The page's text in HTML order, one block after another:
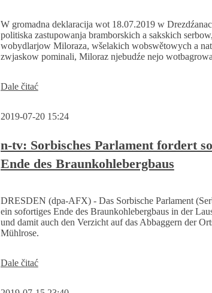
W gromadna deklaracija wot 18.07.2019 w
politiska zastupowanja bramborskich a sakskich
wobydlarjow Miloraza, wšelakich wobswětowych a
zwjaskow pominali, Miloraz njebudźe nejo
Dale čitaćSerbski
wobswětowe
žadaja
sebi
stop
wotbagrowanskich
„wotbagrowanske
polo
Miłoraz“
2019-07-20 15:24
n-tv: Sorbisches Parlament fordert
Ende des Braunkohlebergbaus
DRESDEN (dpa-AFX) - Das Sorbische Parlament
ein sofortiges Ende des Braunkohlebergbaus in der
und damit auch den Verzicht auf das Abbaggern der
Mühlrose.
Dale čitać